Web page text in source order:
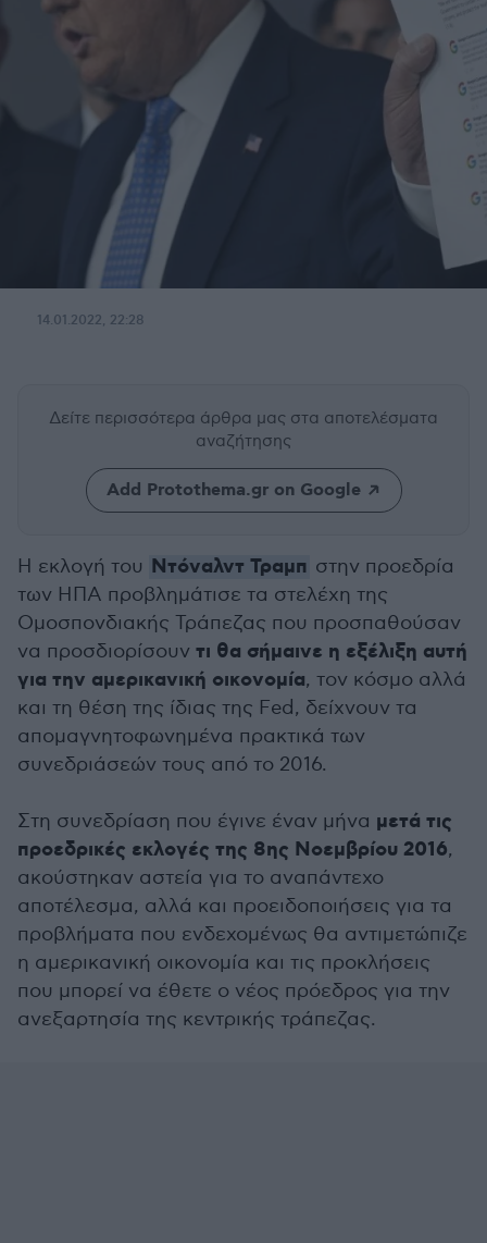
14.01.2022, 22:28
Δείτε περισσότερα άρθρα μας στα αποτελέσματα
αναζήτησης
Add Protothema.gr on Google
Η εκλογή του Ντόναλντ Τραμπ στην προεδρία
των ΗΠΑ προβλημάτισε τα στελέχη της
Ομοσπονδιακής Τράπεζας που προσπαθούσαν
να προσδιορίσουν τι θα σήμαινε η εξέλιξη αυτή
για την αμερικανική οικονομία, τον κόσμο αλλά
και τη θέση της ίδιας της Fed, δείχνουν τα
απομαγνητοφωνημένα πρακτικά των
συνεδριάσεών τους από το 2016.
Στη συνεδρίαση που έγινε έναν μήνα μετά τις
προεδρικές εκλογές της 8ης Νοεμβρίου 2016,
ακούστηκαν αστεία για το αναπάντεχο
αποτέλεσμα, αλλά και προειδοποιήσεις για τα
προβλήματα που ενδεχομένως θα αντιμετώπιζε
η αμερικανική οικονομία και τις προκλήσεις
που μπορεί να έθετε ο νέος πρόεδρος για την
ανεξαρτησία της κεντρικής τράπεζας.